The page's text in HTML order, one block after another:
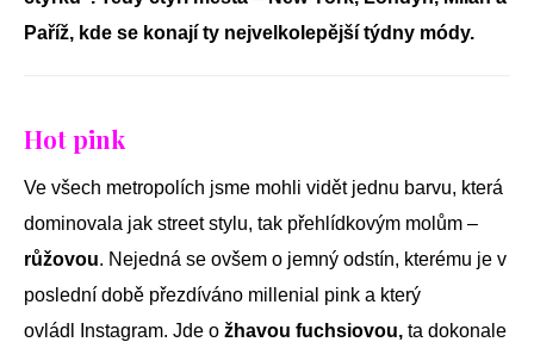
Paříž, kde se konají ty nejvelkolepější týdny módy.
Hot pink
Ve všech metropolích jsme mohli vidět jednu barvu, která
dominovala jak street stylu, tak přehlídkovým molům –
růžovou. Nejedná se ovšem o jemný odstín, kterému je v
poslední době přezdíváno millenial pink a který
ovládl Instagram. Jde o žhavou fuchsiovou, ta dokonale